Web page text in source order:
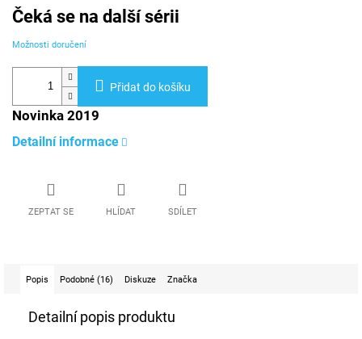
Měrná
cena:
Čeká se na další sérii
Možnosti doručení
Přidat do košíku
Novinka 2019
Detailní informace
ZEPTAT SE HLÍDAT SDÍLET
Popis Podobné (16) Diskuze Značka
Detailní popis produktu